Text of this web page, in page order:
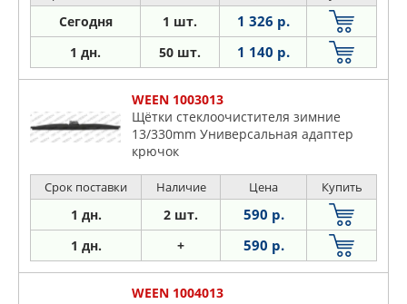
Сегодня 1 шт. 1 326 р.
1 дн. 50 шт. 1 140 р.
WEEN 1003013
Щётки стеклоочистителя зимние
13/330mm Универсальная адаптер
крючок
Срок поставки Наличие Цена Купить
1 дн. 2 шт. 590 р.
1 дн. + 590 р.
WEEN 1004013